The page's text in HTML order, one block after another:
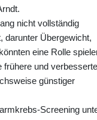
nicht vollständig
darunter Übergewicht,
eine Rolle
frühere und verbesserte
günstiger
Screening